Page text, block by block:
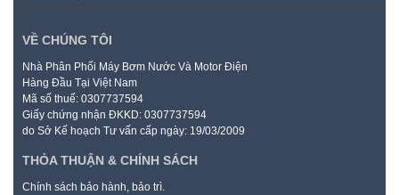
VỀ CHÚNG TÔI
Nhà Phân Phối Máy Bơm Nước Và Motor Điện
Hàng Đầu Tại Việt Nam
Mã số thuế: 0307737594
Giấy chứng nhận ĐKKD: 0307737594
do Sở Kế hoạch Tư vấn cấp ngày: 19/03/2009
THỎA THUẬN & CHÍNH SÁCH
Chính sách bảo hành, bảo trì.